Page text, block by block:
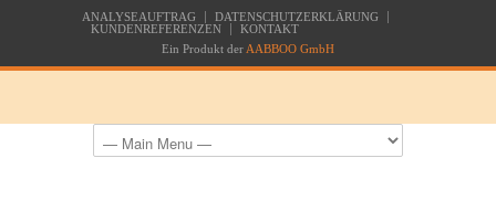
ANALYSEAUFTRAG
DATENSCHUTZERKLÄRUNG
KUNDENREFERENZEN
KONTAKT
Ein Produkt der AABBOO GmbH